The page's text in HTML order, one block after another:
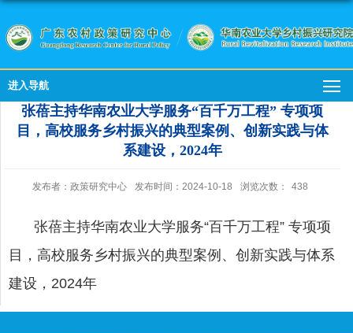
进入导航
张蓓主持华南农业大学服务“百千万工程” 专项项
目，高校服务乡村振兴的典型案例、创新实践与体
系建设，2024年
发布者：政策研究中心 发布时间：2024-10-18 浏览次数： 438
张蓓主持华南农业大学服务“百千万工程” 专项项
目，高校服务乡村振兴的典型案例、创新实践与体系
建设，2024年